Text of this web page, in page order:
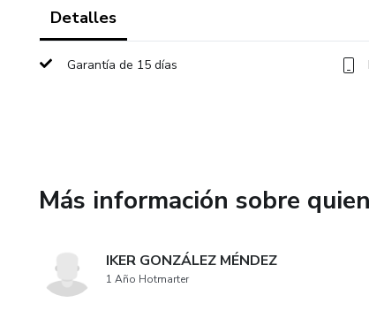
Detalles
Garantía de 15 días
Más información sobre
IKER GONZÁLEZ MÉNDEZ
1 Año Hotmarter